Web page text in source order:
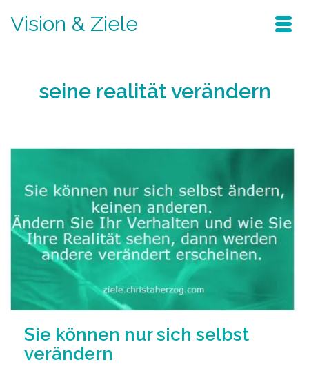
Vision & Ziele
seine realität verändern
Sie können nur sich selbst
verändern